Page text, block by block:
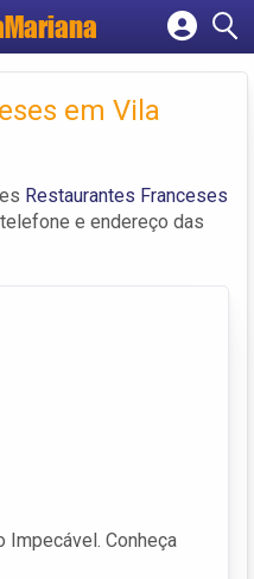
empresa
conta em Vila
Restaurantes Franceses
e endereço das
Impecável. Conheça